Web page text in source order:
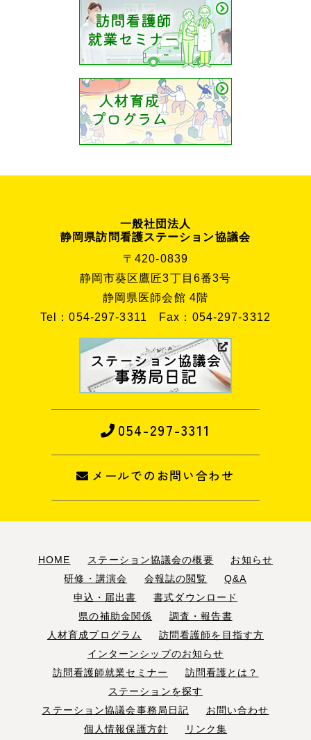
一般社団法人
静岡県訪問看護ステーション協議会
〒420-0839
静岡市葵区鷹匠3丁目6番3号
静岡県医師会館 4階
Tel：054-297-3311
Fax：054-297-3312
054-297-3311
メールでのお問い合わせ
HOME ステーション協議会の概要
お知らせ
研修・講演会
会報誌の閲覧
Q&A
申込・届出書
書式ダウンロード
県の補助金関係
調査・報告書
人材育成プログラム
訪問看護師を目指す方
インターンシップのお知らせ
訪問看護師就業セミナー
訪問看護とは？
ステーションを探す
ステーション協議会事務局日記
お問い合わせ
個人情報保護方針
リンク集